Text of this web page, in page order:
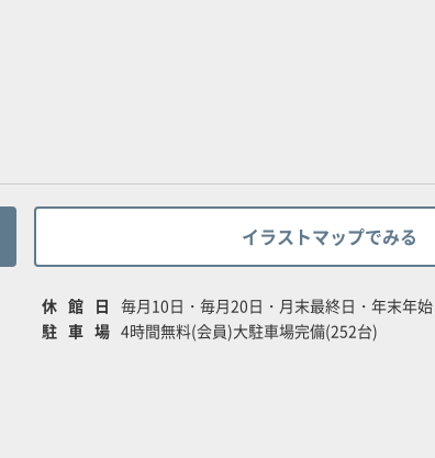
イラストマップでみる
休館日 毎月10日・毎月20日・月末最終日・年末年
駐車場 4時間無料(会員)大駐車場完備(252台)